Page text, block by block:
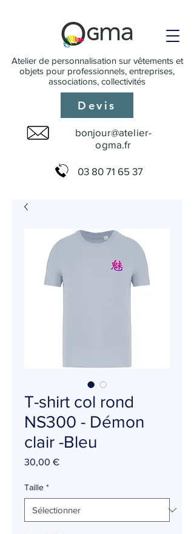
Atelier de personnalisation sur vêtements et
objets pour professionnels, entreprises,
associations, collectivités
bonjour@atelier-
ogma.fr
03 80 71 65 37
Devis
T-shirt col rond
NS300 - Démon
clair -Bleu
30,00 €Prix
Taille *